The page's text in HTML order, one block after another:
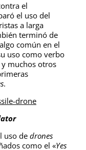
el
el uso del
a larga
terminó de
común en el
uso como verbo
y muchos otros
.
uso de drones
como el «Yes